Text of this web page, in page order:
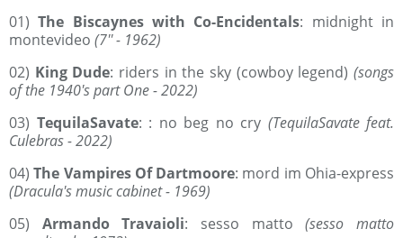
01) The Biscaynes with Co-Encidentals: midnight in
montevideo (7'' - 1962)
02) King Dude: riders in the sky (cowboy legend) (songs
of the 1940's part One - 2022)
03) TequilaSavate: : no beg no cry (TequilaSavate feat.
Culebras - 2022)
04)The Vampires Of Dartmoore: mord im Ohia-express
(Dracula's music cabinet - 1969)
05) Armando Travaioli: sesso matto(sesso matto